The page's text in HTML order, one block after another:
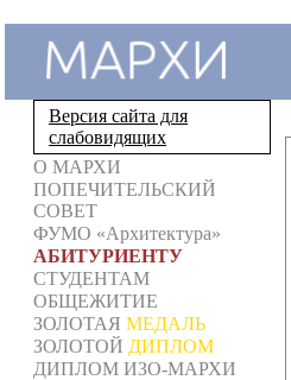
Версия сайта для
слабовидящих
О МАРХИ
ПОПЕЧИТЕЛЬСКИЙ
СОВЕТ
ФУМО «Архитектура»
АБИТУРИЕНТУ
СТУДЕНТАМ
ОБЩЕЖИТИЕ
ЗОЛОТАЯ МЕДАЛЬ
ЗОЛОТОЙ ДИПЛОМ
ДИПЛОМ ИЗО-МАРХИ